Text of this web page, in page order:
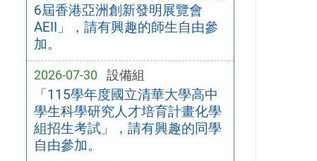
6屆香港亞洲創新發明展覽會
AEII」，請有興趣的師生自由參
加。
2026-07-30 設備組
「115學年度國立清華大學高中
學生科學研究人才培育計畫化學
組招生考試」，請有興趣的同學
自由參加。